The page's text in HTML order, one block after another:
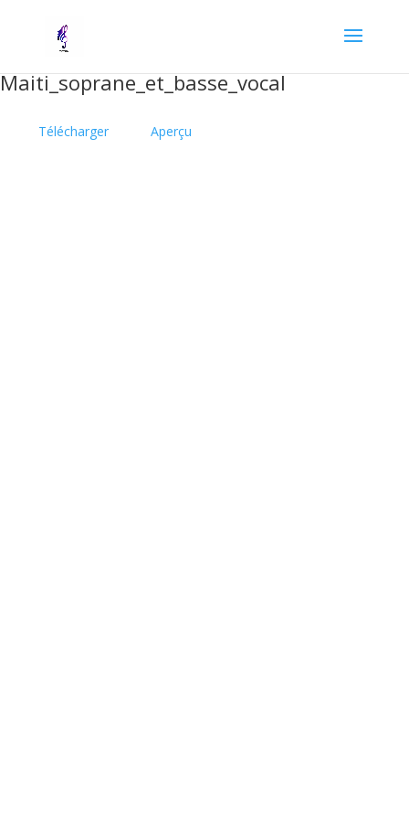
Maiti_soprane_et_basse_vocal
Télécharger Aperçu